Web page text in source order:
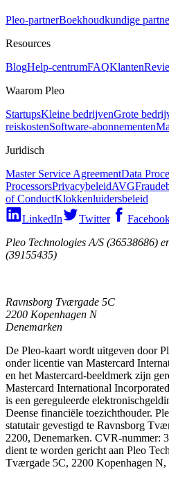
Pleo-partnerBoekhoudkundige
Resources
BlogHelp-centrumFAQKlanten
Waarom Pleo
StartupsKleine bedrijvenGrote
reiskostenSoftware-abonnementen
Juridisch
Master Service AgreementData
ProcessorsPrivacybeleidAVG
of ConductKlokkenluidersbeleid
LinkedIn
Twitter
Pleo Technologies A/S (36538686)
(39155435)
Ravnsborg Tværgade 5C
2200 Kopenhagen N
Denemarken
De Pleo-kaart wordt uitgeven door
onder licentie van Mastercard
en het Mastercard-beeldmerk zijn
Mastercard International
is een gereguleerde
Deense financiële toezichthouder.
statutair gevestigd te Ravnsborg
2200, Denemarken. CVR-nummer:
dient te worden gericht aan Pleo
Tværgade 5C, 2200 Kopenhagen N,